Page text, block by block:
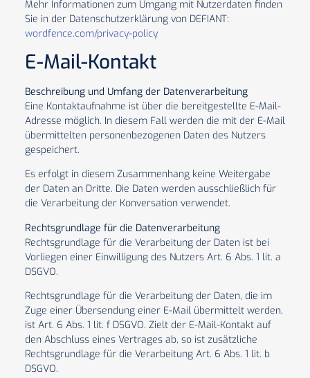
Mehr Informationen zum Umgang mit Nutzerdaten finden
Sie in der Datenschutzerklärung von DEFIANT:
wordfence.com/privacy-policy
E-Mail-Kontakt
Beschreibung und Umfang der Datenverarbeitung
Eine Kontaktaufnahme ist über die bereitgestellte E-Mail-
Adresse möglich. In diesem Fall werden die mit der E-Mail
übermittelten personenbezogenen Daten des Nutzers
gespeichert.
Es erfolgt in diesem Zusammenhang keine Weitergabe
der Daten an Dritte. Die Daten werden ausschließlich für
die Verarbeitung der Konversation verwendet.
Rechtsgrundlage für die Datenverarbeitung
Rechtsgrundlage für die Verarbeitung der Daten ist bei
Vorliegen einer Einwilligung des Nutzers Art. 6 Abs. 1 lit. a
DSGVO.
Rechtsgrundlage für die Verarbeitung der Daten, die im
Zuge einer Übersendung einer E-Mail übermittelt werden,
ist Art. 6 Abs. 1 lit. f DSGVO. Zielt der E-Mail-Kontakt auf
den Abschluss eines Vertrages ab, so ist zusätzliche
Rechtsgrundlage für die Verarbeitung Art. 6 Abs. 1 lit. b
DSGVO.